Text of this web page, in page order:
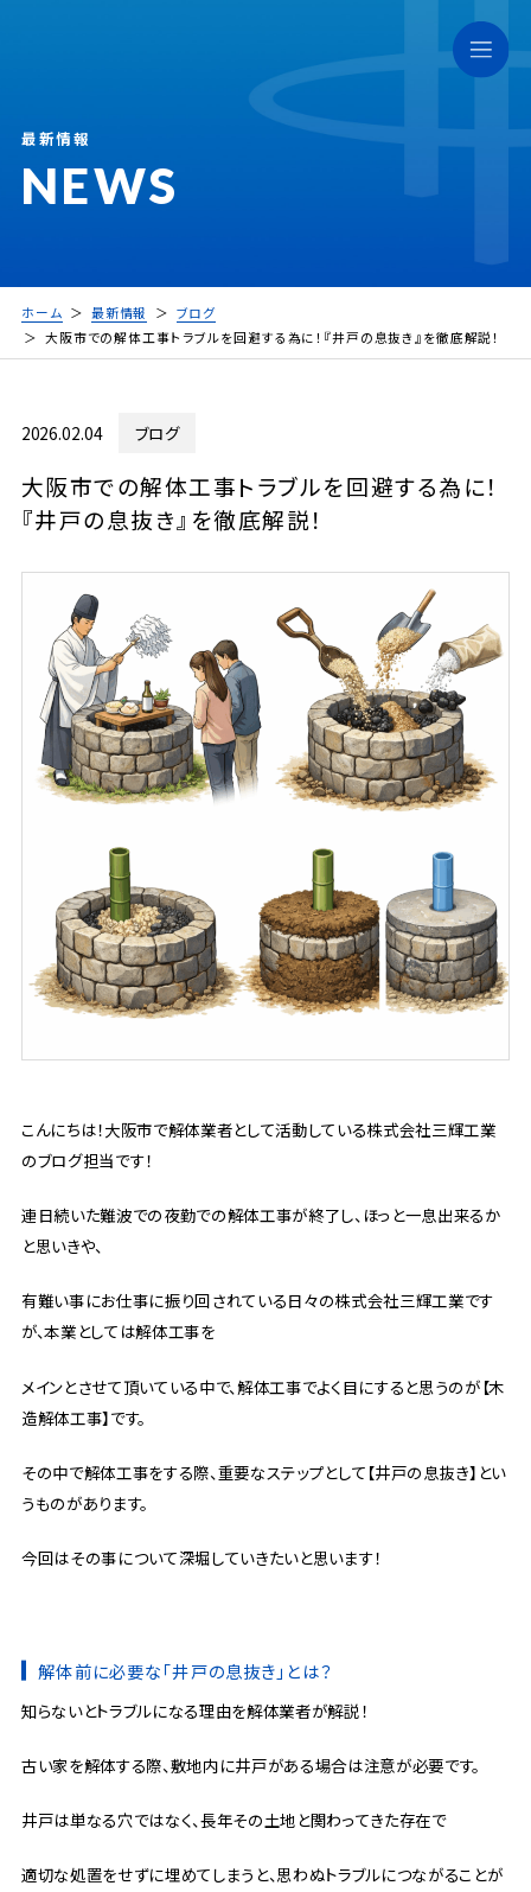
NEWS
最新情報
ホーム 最新情報
ブログ
大阪市での解体工事トラブルを回避する為に！『井戸の息抜き』を徹底解説！
2026.02.04 ブログ
大阪市での解体工事トラブルを回避する為に！
『井戸の息抜き』を徹底解説！
こんにちは！大阪市で解体業者として活動している株式会社三輝工業
のブログ担当です！
連日続いた難波での夜勤での解体工事が終了し、ほっと一息出来るか
と思いきや、
有難い事にお仕事に振り回されている日々の株式会社三輝工業です
が、本業としては解体工事を
メインとさせて頂いている中で、解体工事でよく目にすると思うのが【木
造解体工事】です。
その中で解体工事をする際、重要なステップとして【井戸の息抜き】とい
うものがあります。
今回はその事について深堀していきたいと思います！
解体前に必要な「井戸の息抜き」とは？
知らないとトラブルになる理由を解体業者が解説！
古い家を解体する際、敷地内に井戸がある場合は注意が必要です。
井戸は単なる穴ではなく、長年その土地と関わってきた存在で
適切な処置をせずに埋めてしまうと、思わぬトラブルにつながることが